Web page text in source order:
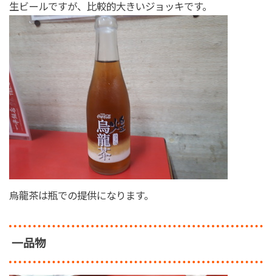
生ビールですが、比較的大きいジョッキです。
烏龍茶は瓶での提供になります。
一品物